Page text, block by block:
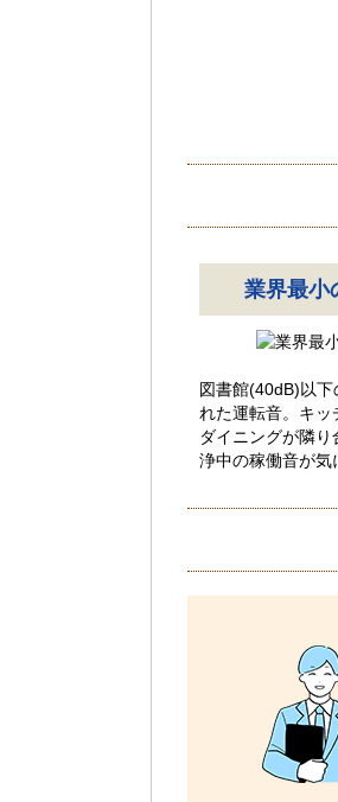
業界最小
図書館(40dB)以下
れた運転音。キッ
ダイニングが隣
浄中の稼働音が気